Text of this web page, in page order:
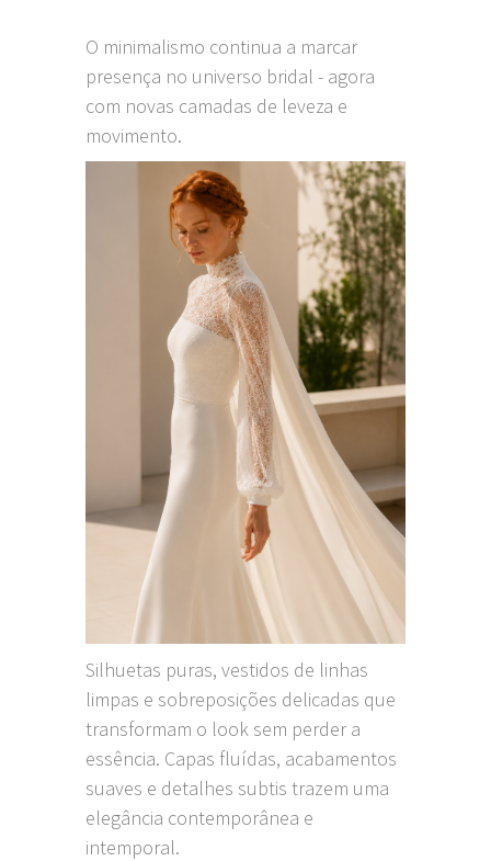
O minimalismo continua a marcar
presença no universo bridal - agora
com novas camadas de leveza e
movimento.
Silhuetas puras, vestidos de linhas
limpas e sobreposições delicadas que
transformam o look sem perder a
essência. Capas fluídas, acabamentos
suaves e detalhes subtis trazem uma
elegância contemporânea e
intemporal.